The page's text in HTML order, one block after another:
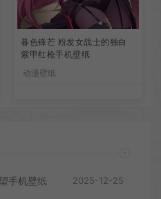
暮色锋芒 粉发女战士的独白
紫甲红枪手机壁纸
动漫壁纸
手机壁纸 2025-12-25